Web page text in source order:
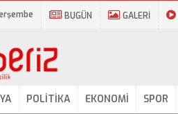
BUGÜN GALERİ
POLİTİKA EKONOMİ SPOR